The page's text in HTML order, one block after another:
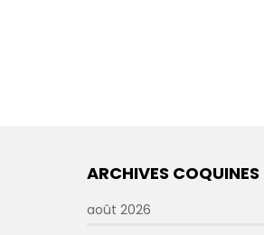
ARCHIVES COQUINES
août 2026